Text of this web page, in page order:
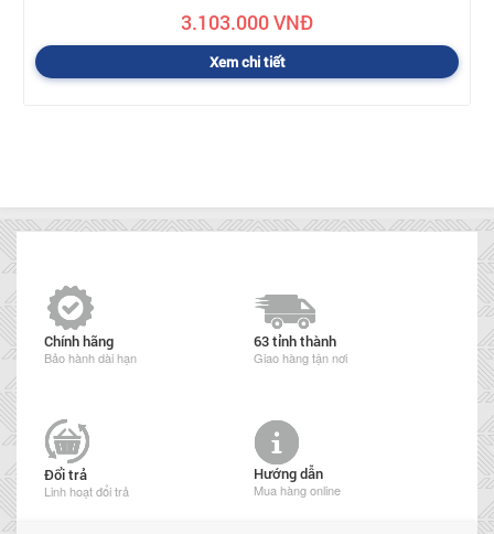
3.103.000 VNĐ
Xem chi tiết
Chính hãng
Bảo hành dài hạn
63 tỉnh thành
Giao hàng tận nơi
Đổi trả
Linh hoạt đổi trả
Hướng dẫn
Mua hàng online